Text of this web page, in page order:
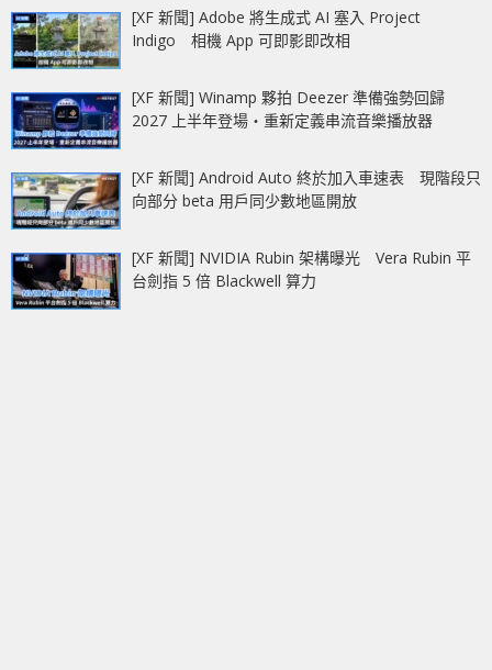
[XF 新聞] Adobe 將生成式 AI 塞入 Project
Indigo 相機 App 可即影即改相
[XF 新聞] Winamp 夥拍 Deezer 準備強勢回歸
2027 上半年登場‧重新定義串流音樂播放器
[XF 新聞] Android Auto 終於加入車速表 現階段只
向部分 beta 用戶同少數地區開放
[XF 新聞] NVIDIA Rubin 架構曝光 Vera Rubin 平
台劍指 5 倍 Blackwell 算力